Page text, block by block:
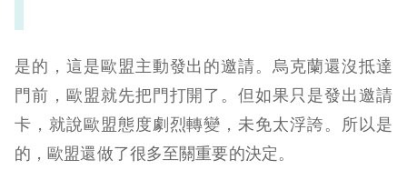
是的，這是歐盟主動發出的邀請。烏克蘭還沒抵達
門前，歐盟就先把門打開了。但如果只是發出邀請
卡，就說歐盟態度劇烈轉變，未免太浮誇。所以是
的，歐盟還做了很多至關重要的決定。